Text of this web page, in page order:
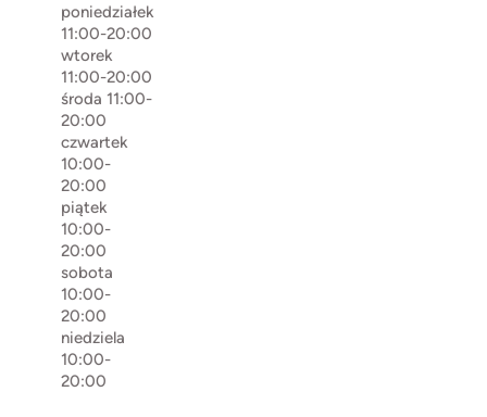
poniedziałek
11:00-20:00
wtorek
11:00-20:00
środa 11:00-
20:00
czwartek
10:00-
20:00
piątek
10:00-
20:00
sobota
10:00-
20:00
niedziela
10:00-
20:00